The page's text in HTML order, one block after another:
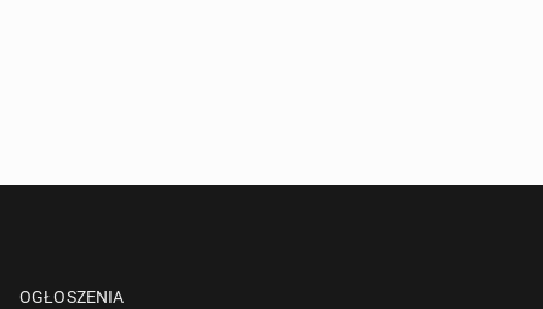
OGŁOSZENIA